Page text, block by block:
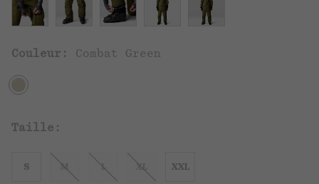
Couleur: Combat Green
Taille:
S M L XL XXL